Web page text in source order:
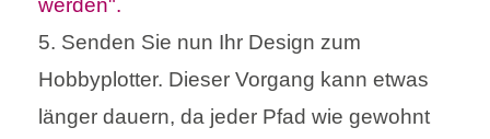
5. Senden Sie nun Ihr Design zum
Hobbyplotter. Dieser Vorgang kann etwas
länger dauern, da jeder Pfad wie gewohnt